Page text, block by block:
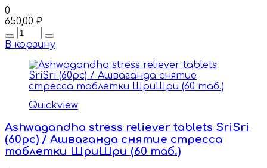
0
650,00 ₽
Quantity
В корзину
Quickview
Ashwagandha stress reliever tablets SriSri
(60pc) / Ашваганда снятие стресса
таблетки ШриШри (60 таб.)